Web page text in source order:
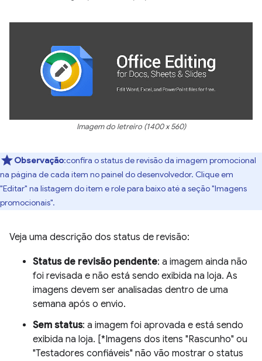
Imagem do letreiro (1400 x 560)
Observação:confira o status de revisão da imagem promocional
na página de cada item no painel do desenvolvedor. Clique em
"Editar" na listagem do item e role para baixo até a seção "Imagens
promocionais".
Veja uma descrição dos status de revisão:
Status de revisão pendente: a imagem ainda não
foi revisada e não está sendo exibida na loja. As
imagens devem ser analisadas dentro de uma
semana após o envio.
Sem status: a imagem foi aprovada e está sendo
exibida na loja. [*Imagens dos itens "Rascunho" ou
"Testadores confiáveis" não vão mostrar o status